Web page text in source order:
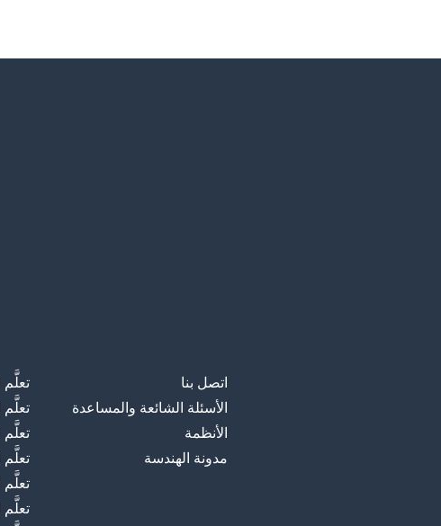
اتصل بنا
الأسئلة الشائعة والمساعدة
الأنظمة
مدونة الهندسة
تعلَّم
تعلَّم
تعلَّم
تعلَّم
تعلَّم
تعلَّم